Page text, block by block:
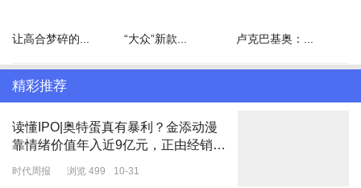
让高合梦碎的... “大众”新款... 卢克巴基奥：...
精彩推荐
读懂IPO|奥特蛋真有暴利？金添动漫
靠情绪价值年入近9亿元，正由经销批
发走向零售店
时代周报 浏览 499 10-31